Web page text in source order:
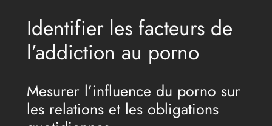
Identifier les facteurs de
l’addiction au porno
Mesurer l’influence du porno sur
les relations et les obligations